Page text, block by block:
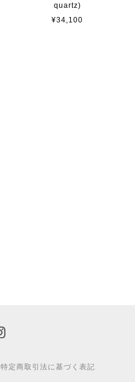
quartz)
¥34,100
特定商取引法に基づく表記